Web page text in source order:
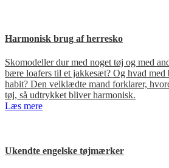
Harmonisk brug af herresko
Skomodeller dur med noget tøj og med
bære loafers til et jakkesæt? Og hvad med
habit? Den velklædte mand forklarer,
tøj, så udtrykket bliver harmonisk.
Læs mere
Ukendte engelske tøjmærker